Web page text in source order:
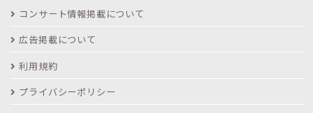
コンサート情報掲載について
広告掲載について
利用規約
プライバシーポリシー